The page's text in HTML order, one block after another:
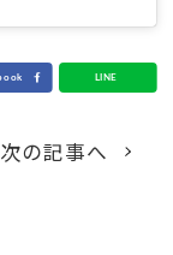
次の記事へ